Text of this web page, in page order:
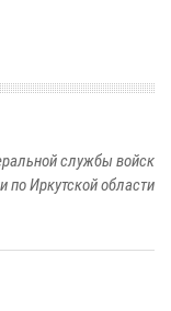
службы войск
по Иркутской области